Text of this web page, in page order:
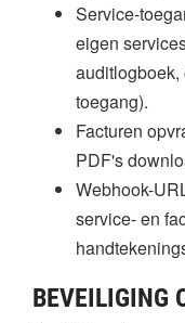
Service-
eigen
toegang).
Facturen
PDF's
Webhook-
service- en
BEVEILIGING